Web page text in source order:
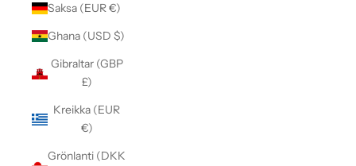
Saksa (EUR €)
Ghana (USD $)
Gibraltar (GBP
£)
Kreikka (EUR
€)
Grönlanti (DKK